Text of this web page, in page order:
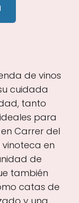
de vinos
cuidada
tanto
para
Carrer del
vinoteca en
de
también
catas de